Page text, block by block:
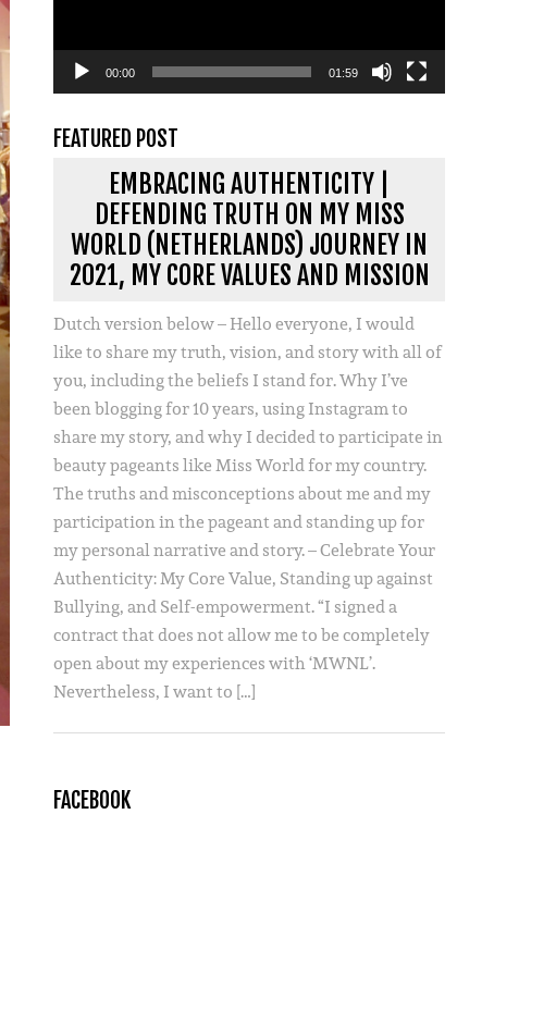
00:00 01:59
FEATURED POST
EMBRACING AUTHENTICITY |
DEFENDING TRUTH ON MY MISS
WORLD (NETHERLANDS) JOURNEY IN
2021, MY CORE VALUES AND MISSION
Dutch version below – Hello everyone, I would
like to share my truth, vision, and story with all of
you, including the beliefs I stand for. Why I’ve
been blogging for 10 years, using Instagram to
share my story, and why I decided to participate in
beauty pageants like Miss World for my country.
The truths and misconceptions about me and my
participation in the pageant and standing up for
my personal narrative and story. – Celebrate Your
Authenticity: My Core Value, Standing up against
Bullying, and Self-empowerment. “I signed a
contract that does not allow me to be completely
open about my experiences with ‘MWNL’.
Nevertheless, I want to […]
FACEBOOK